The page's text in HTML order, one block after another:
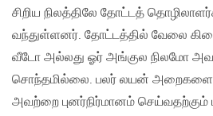
சிறிய நிலத்திலே தோட்டத்
வந்துள்ளனர். தோட்டத்தில் வேலை
வீடோ அல்லது ஓர் அங்குல நிலமோ
சொந்தமில்லை. பலர் லயன் அறைகளை
அவற்றை புனர்நிர்மானம்